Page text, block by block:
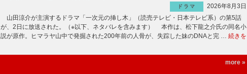
ドラマ
2026年8月3日
山田涼介が主演するドラマ「一次元の挿し木」（読売テレビ・日本テレビ系）の第5話
が、2日に放送された。（※以下、ネタバレを含みます） 本作は、松下龍之介氏の同名小
説が原作。ヒマラヤ山中で発掘された200年前の人骨が、失踪した妹のDNAと完 … 続きを
more »